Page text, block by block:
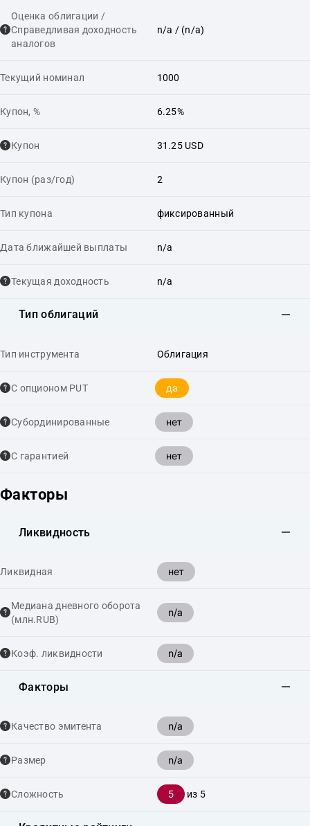
Оценка облигации /
Справедливая доходность
аналогов
n/a / (n/a)
Текущий номинал 1000
Купон, % 6.25%
Купон 31.25 USD
Купон (раз/год) 2
Тип купона фиксированный
Дата ближайшей выплаты n/a
Текущая доходность n/a
Тип облигаций
Тип инструмента Облигация
С опционом PUT да
Cубординированные нет
С гарантией нет
Факторы
Ликвидность
Ликвидная нет
Медиана дневного оборота
(млн.RUB)
n/a
Коэф. ликвидности n/a
Факторы
Качество эмитента n/a
Размер n/a
Сложность 5 из 5